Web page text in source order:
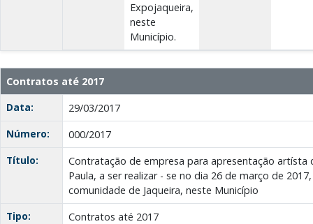
Expojaqueira,
neste
Município.
Contratos até 2017
Data:
29/03/2017
Número:
000/2017
Título:
Contratação de empresa para apresentação artísta
Paula, a ser realizar - se no dia 26 de março de 2017,
comunidade de Jaqueira, neste Município
Tipo:
Contratos até 2017